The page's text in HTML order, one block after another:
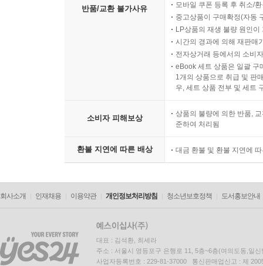
반품/교환 불가사유
모바일 쿠폰 등록 후 취소/
중고상품이 구매확정(자동
LP상품의 재생 불량 원인
시간의 경과에 의해 재판매
전자상거래 등에서의 소비
eBook 세트 상품은 일괄 구
1개의 상품으로 취급 및 판
우, 세트 상품 전부 및 세트
소비자 피해보상
상품의 불량에 의한 반품,
준하여 처리됨
환불 지연에 따른 배상 대금 환불 및 환불 지연에
회사소개 인재채용 이용약관 개인정보처리방침 청소년보호정책 도서홍보안내
대표 : 김석환, 최세라
주소 : 서울시 영등포구 은행로 11, 5층~6층(여의도동,일신
사업자등록번호 : 229-81-37000 통신판매업신고 : 제